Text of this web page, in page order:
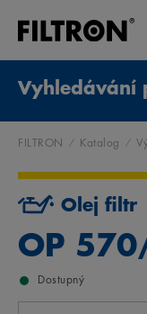
Vyhledávání
FILTRON Katalog
Olej filtr
OP
Dostupný